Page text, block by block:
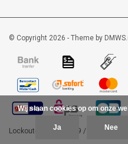
© Copyright 2026 - Theme by
Lockout-tagout-shop 9 / 48
Wij slaan cookies op om onze
Ja Nee